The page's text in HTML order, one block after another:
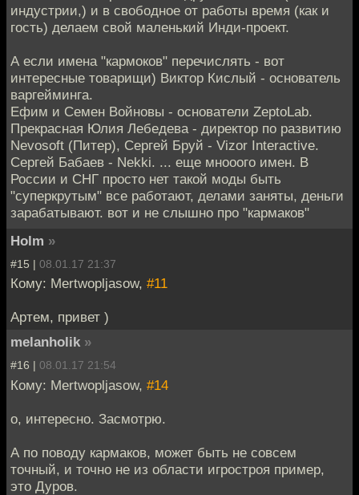
индустрии,) и в свободное от работы время (как и
гость) делаем свой маленький Инди-проект.
А если имена "кармоков" перечислять - вот
интересные товарищи) Виктор Кислый - основатель
варгейминга.
Ефим и Семен Войновы - основатели ZeptoLab.
Прекрасная Юлия Лебедева - директор по развитию
Nevosoft (Питер), Сергей Бруй - Vizor Interactive.
Сергей Бабаев - Nekki. ... еще мнооого имен. В
России и СНГ просто нет такой моды быть
"суперкрутым" все работают, делами заняты, деньги
зарабатывают. вот и не слышно про "кармаков"
Holm »
#15 | 08.01.17 21:37
Кому: Mertwopljasow, #11
Артем, привет )
melanholik »
#16 | 08.01.17 21:54
Кому: Mertwopljasow, #14
о, интересно. Засмотрю.
А по поводу кармаков, может быть не совсем
точный, и точно не из области игростроя пример,
это Дуров.